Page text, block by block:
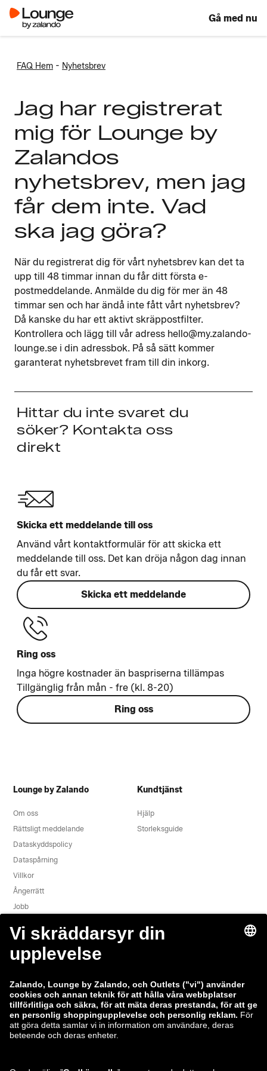
Gå med nu
FAQ Hem - Nyhetsbrev
Jag har registrerat
mig för Lounge by
Zalandos
nyhetsbrev, men jag
får dem inte. Vad
ska jag göra?
När du registrerat dig för vårt nyhetsbrev kan det ta
upp till 48 timmar innan du får ditt första e-
postmeddelande. Anmälde du dig för mer än 48
timmar sen och har ändå inte fått vårt nyhetsbrev?
Då kanske du har ett aktivt skräppostfilter.
Kontrollera och lägg till vår adress hello@my.zalando-
lounge.se i din adressbok. På så sätt kommer
garanterat nyhetsbrevet fram till din inkorg.
Hittar du inte svaret du
söker? Kontakta oss
direkt
Skicka ett meddelande till oss
Använd vårt kontaktformulär för att skicka ett
meddelande till oss. Det kan dröja någon dag innan
du får ett svar.
Skicka ett meddelande
Ring oss
Inga högre kostnader än baspriserna tillämpas
Tillgänglig från mån - fre (kl. 8-20)
Ring oss
Lounge by Zalando
Om oss
Rättsligt meddelande
Dataskyddspolicy
Dataspårning
Villkor
Ångerrätt
Jobb
Produktsäkerhet
Kundtjänst
Hjälp
Storleksguide
Zalando-koncernen
Zalando
ABOUT YOU